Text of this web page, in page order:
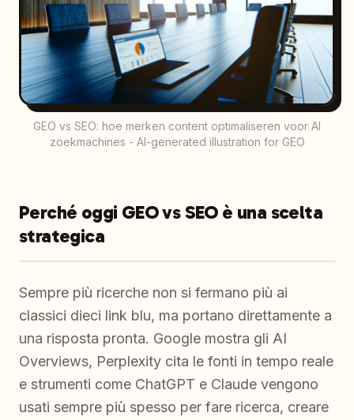
GEO vs SEO: hoe merken content optimaliseren voor AI
zoekmachines - AI-generated illustration for GEO
Perché oggi GEO vs SEO è una scelta
strategica
Sempre più ricerche non si fermano più ai
classici dieci link blu, ma portano direttamente a
una risposta pronta. Google mostra gli AI
Overviews, Perplexity cita le fonti in tempo reale
e strumenti come ChatGPT e Claude vengono
usati sempre più spesso per fare ricerca, creare